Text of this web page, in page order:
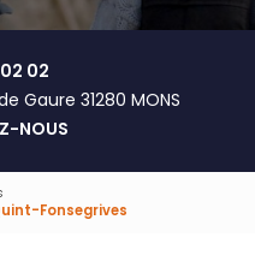
02
Gaure 31280 MONS
NOUS
Fonsegrives